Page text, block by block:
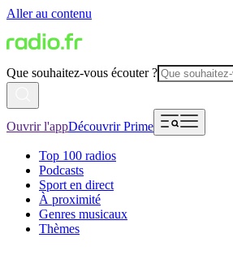
Aller au contenu
Que souhaitez-vous écouter ?
Ouvrir l'appDécouvrir Prime
Top 100 radios
Podcasts
Sport en direct
À proximité
Genres musicaux
Thèmes